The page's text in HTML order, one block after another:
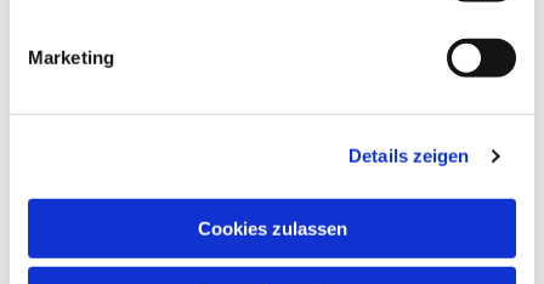
Marketing
Details zeigen
Cookies zulassen